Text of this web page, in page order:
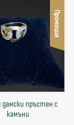
Промоция
пръстен с
камъни